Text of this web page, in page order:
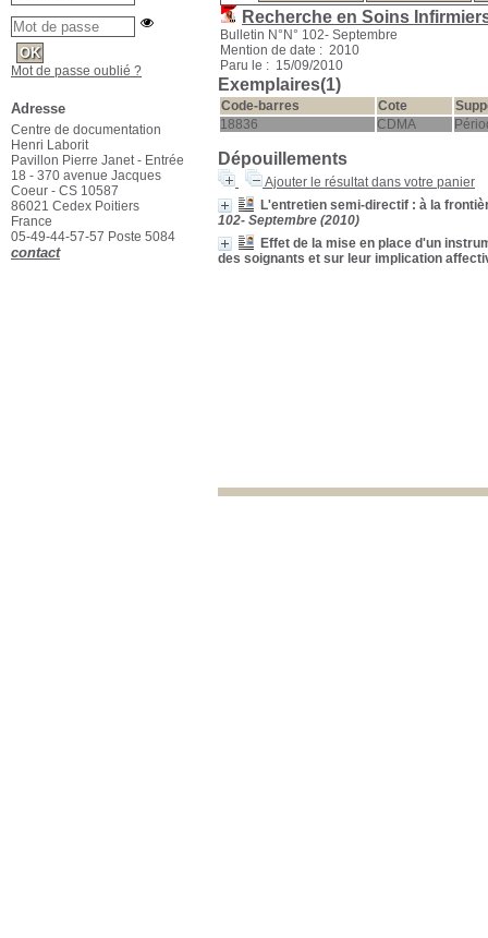
Recherche en Soins
Bulletin N°N° 102- Septembre
Mention de date : 2010
Paru le : 15/09/2010
Exemplaires(1)
Code-barres Cote
18836
CDMA
Dépouillements
Ajouter le résultat dans votre panier
L'entretien semi-directif : à la
102- Septembre (2010)
Effet de la mise en place d'un
des soignants et sur leur implication
Mot de passe oublié ?
Adresse
Centre de documentation
Henri Laborit
Pavillon Pierre Janet - Entrée
18 - 370 avenue Jacques
Coeur - CS 10587
86021 Cedex Poitiers
France
05-49-44-57-57 Poste 5084
contact